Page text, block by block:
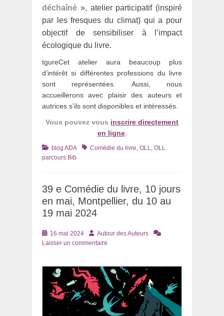
déchaîné », atelier participatif (inspiré
par les fresques du climat) qui a pour
objectif de sensibiliser à l’impact
écologique du livre.
tgureCet atelier aura beaucoup plus
d’intérêt si différentes professions du livre
sont représentées. Aussi, nous
accueillerons avec plaisir des auteurs et
autrices s’ils sont disponibles et intéressés.
Vous pouvez vous inscrire directement
en ligne.
Catégories
blog ADA TagsComédie du livre OLL
OLL
parcours Bib
39 e Comédie du livre, 10 jours
en mai, Montpellier, du 10 au
19 mai 2024
Posté
le
16 mai 2024 AuteurAutour des Auteurs
Laisser un commentaire